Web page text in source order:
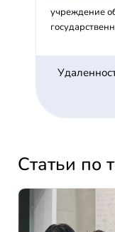
учреждение
Статьи по